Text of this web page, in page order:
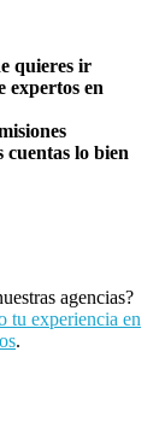
quieres ir
expertos en
cuentas lo bien
agencias?
tu experiencia en
.